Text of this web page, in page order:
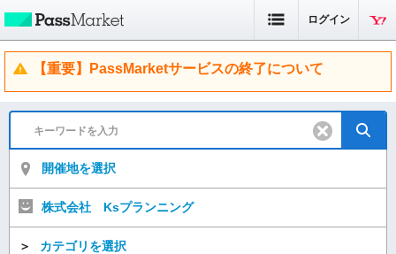
ログイン
【重要】PassMarketサービスの終了について
開催地を選択
株式会社 Ksプランニング
＞ カテゴリを選択